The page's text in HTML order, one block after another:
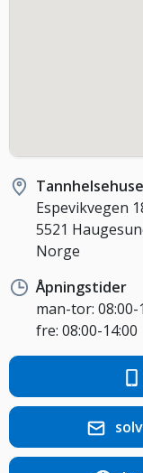
Espevikvegen
5521
Norge
Åpningstider
man-tor: 08:00-
fre: 08:00-14:00